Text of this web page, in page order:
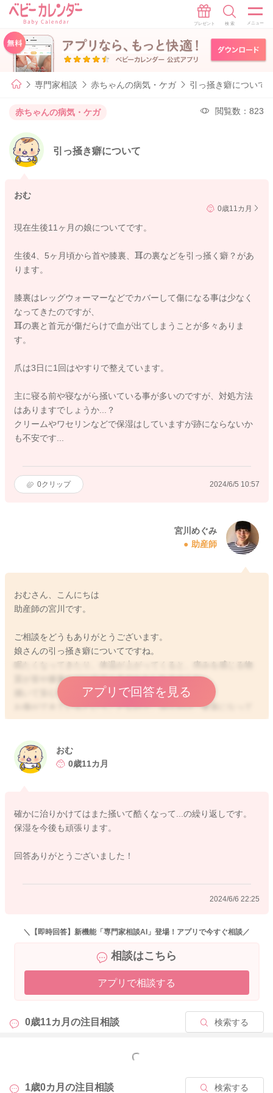
専門家相談 赤ちゃんの病気・ケガ 引っ掻き癖について
赤ちゃんの病気・ケガ 閲覧数：823
引っ掻き癖について
おむ
0歳11カ月
現在生後11ヶ月の娘についてです。
生後4、5ヶ月頃から首や膝裏、耳の裏などを引っ掻く癖？があ
ります。
膝裏はレッグウォーマーなどでカバーして傷になる事は少なく
なってきたのですが、
耳の裏と首元が傷だらけで血が出てしまうことが多々ありま
す。
爪は3日に1回はやすりで整えています。
主に寝る前や寝ながら掻いている事が多いのですが、対処方法
はありますでしょうか...？
クリームやワセリンなどで保湿はしていますが跡にならないか
も不安です...
0クリップ 2024/6/5 10:57
宮川めぐみ
助産師
おむさん、こんにちは
助産師の宮川です。
ご相談をどうもありがとうございます。
娘さんの引っ掻き癖についてですね。
眠たくなってきたり、体温が上がってくると、痒みを感じる物
質が首や膝裏などに出てくるのかもしれませんね。
掻いて安心することもあるのかなとも思いました。
お傷ができているということなので、治りかけ、瘡蓋になって
きたところがまた痒みを感じるようになることもあると思いま
それを繰り返していることもあるのかなと思いました。
ることが出てくるかもしれません。
濡れたタオルで押さえ拭きをしてあげて、また保湿をされるの
アプリで回答を見る
おむ
0歳11カ月
確かに治りかけてはまた掻いて酷くなって...の繰り返しです。
保湿を今後も頑張ります。
回答ありがとうございました！
2024/6/6 22:25
＼【即時回答】新機能「専門家相談AI」登場！アプリで今すぐ相談／
相談はこちら
アプリで相談する
0歳11カ月の注目相談 検索する
もっと見る
1歳0カ月の注目相談 検索する